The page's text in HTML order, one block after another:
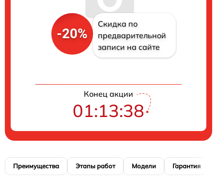
-20%
Скидка по
предварительной
записи на сайте
Конец акции
01:13:37
Преимущества Этапы работ Модели Гарантия